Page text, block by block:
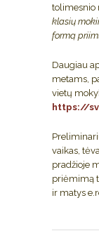
tolimesnio
klasių
formą
Daugiau
metams,
vietų
https://
vaikas,
pradžioje
priėmimą
ir matys